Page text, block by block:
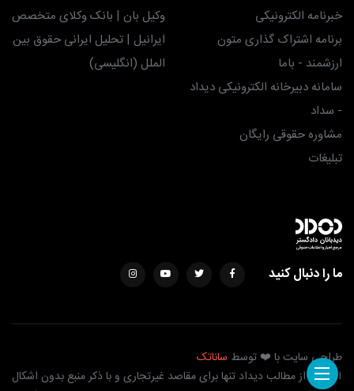
خبرنامه الکترونیکی
برنامه اشتراک گذاری متون
ارزشمند - باما
سامانه دبیرخانه الکترونیکی دیداد
- سداد
مشاوره حقوقی رایگان
تبلیغات
وکیل بان | بانک وکلای متخصص
ایرانیل | تحلیل ایرانی حقوق بین
الملل (انگلیسی)
ما را دنبال کنید
طراحی سایت با ❤️ توسط ساناتک
استفاده از مطالب دیداد تنها برای مقاصد غیرتجاری و با ذکر منبع بدون اشکال